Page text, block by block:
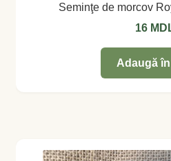
Seminţe de morcov
16
Adaugă